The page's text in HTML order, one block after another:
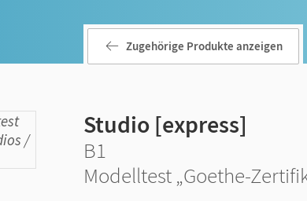
Zugehörige Produkte anzeigen
Studio [express]
B1
Modelltest „Goethe-